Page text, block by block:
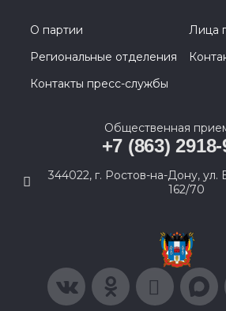
О партии
Лица
Региональные отделения
Контакты пресс-службы
Общественная
+7 (863)
344022, г. Ростов-на-Дону, ул.
162/70